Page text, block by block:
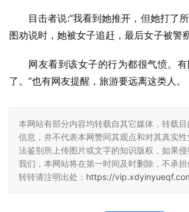
目击者说:“我看到她推开，但她打了
图劝说时，她被女子追赶，最后女子被警
网友看到该女子的行为都很气愤。
了。”也有网友提醒，旅游要远离这类人。
本网站有部分内容均转载自其它媒体，转载
信息，并不代表本网赞同其观点和对其真实
法鉴别所上传图片或文字的知识版权，如果
我们，本网站将在第一时间及时删除，不承担
转转请注明出处： https://